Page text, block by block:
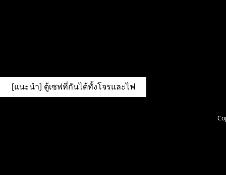
[แนะนำ] ตู้เซฟที่กันได้ทั้งโจรและไฟ